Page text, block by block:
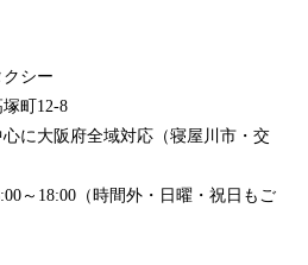
クシー
町12-8
心に大阪府全域対応（寝屋川市・交
～18:00（時間外・日曜・祝日もご